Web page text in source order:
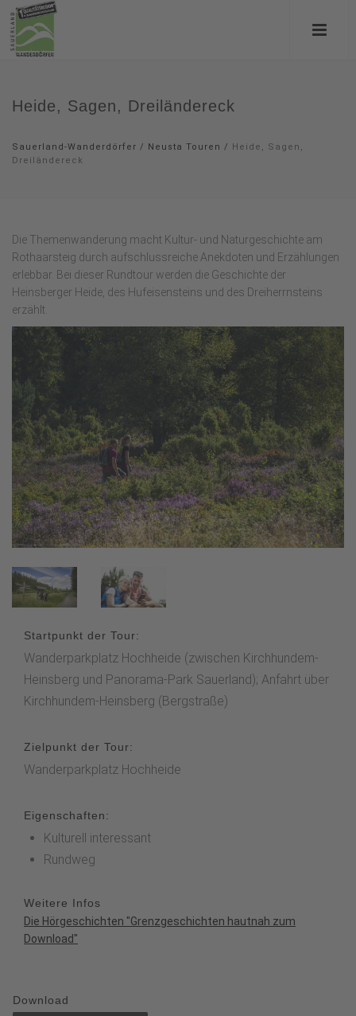
Heide, Sagen, Dreiländereck
Sauerland-Wanderdörfer / Neusta Touren / Heide, Sagen,
Dreiländereck
Die Themenwanderung macht Kultur- und Naturgeschichte am
Rothaarsteig durch aufschlussreiche Anekdoten und Erzählungen
erlebbar. Bei dieser Rundtour werden die Geschichte der
Heinsberger Heide, des Hufeisensteins und des Dreiherrnsteins
erzählt.
Startpunkt der Tour:
Wanderparkplatz Hochheide (zwischen Kirchhundem-
Heinsberg und Panorama-Park Sauerland); Anfahrt über
Kirchhundem-Heinsberg (Bergstraße)
Zielpunkt der Tour:
Wanderparkplatz Hochheide
Eigenschaften:
Kulturell interessant
Rundweg
Weitere Infos
Die Hörgeschichten "Grenzgeschichten hautnah zum
Download"
Download